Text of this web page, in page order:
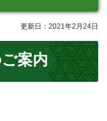
更新日：2021年2月24日
案内